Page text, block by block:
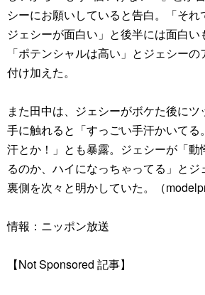
シーにお願いしていると告白。「そ
ジェシーが面白い」と後半には面白い
「ポテンシャルは高い」とジェシー
付け加えた。
また田中は、ジェシーがボケた後に
手に触れると「すっごい手汗かいて
汗とか！」とも暴露。ジェシーが「動
るのか、ハイになっちゃってる」と
裏側を次々と明かしていた。（
情報：ニッポン放送
【Not Sponsored 記事】